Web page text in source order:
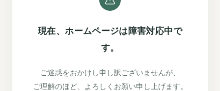
現在、ホームページは障害対応中で
す。
ご迷惑をおかけし申し訳ございませんが、
ご理解のほど、よろしくお願い申し上げます。